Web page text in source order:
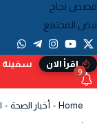
نجاح
المجتمع
إقرأ الان
9
Home أخبار الصحة